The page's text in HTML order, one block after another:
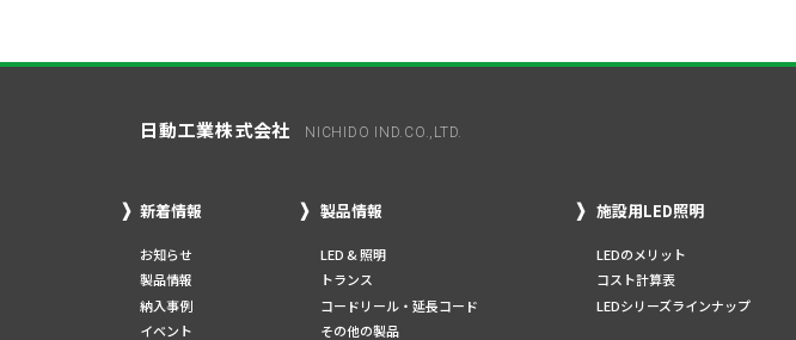
日動工業株式会社 NICHIDO IND.CO.,LTD.
新着情報
お知らせ
製品情報
納入事例
イベント
製品情報
LED & 照明
トランス
コードリール・延長コード
その他の製品
施設用LED照明
LEDのメリット
コスト計算表
LEDシリーズラインナップ